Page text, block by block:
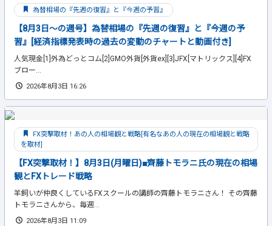
為替相場の『先週の復習』と『今週の予習』
【8月3日～の週号】為替相場の『先週の復習』と『今週の予
習』[経済指標発表時の過去の変動のチャートと動画付き]
人気現金[1]外為どっとコム[2]GMO外貨[外貨ex][3]JFX[マトリックス][4]FX
ブロー...
2026年8月3日 16:26
FX突撃取材！あの人の相場観と戦略[有名なあの人の現在の相場観と戦略
を取材]
【FX突撃取材！】8月3日(月曜日)■齊藤トモラニ氏の現在の相場
観とFXトレード戦略
羊飼いが仲良くしているFXスクールの講師の齊藤トモラニさん！ その齊藤
トモラニさんから、毎週...
2026年8月3日 11:09